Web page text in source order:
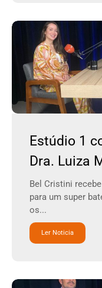
Estúdio 1
Dra. Luiza
Bel Cristini
para um super
os...
Ler Noticia